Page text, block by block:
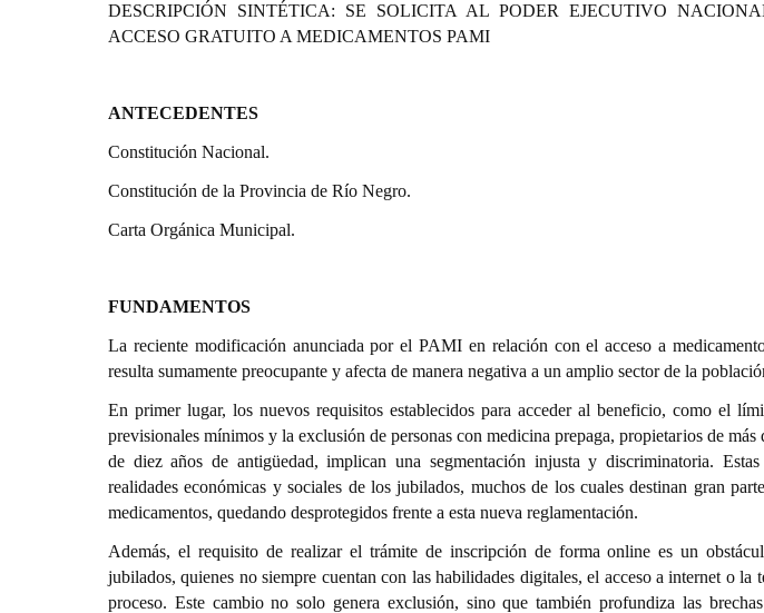
DESCRIPCIÓN SINTÉTICA: SE SOLICITA AL PODER EJECUTIVO
ACCESO GRATUITO A MEDICAMENTOS PAMI
ANTECEDENTES
Constitución Nacional.
Constitución de la Provincia de Río Negro.
Carta Orgánica Municipal.
FUNDAMENTOS
La reciente modificación anunciada por el PAMI en relación con el acceso a
resulta sumamente preocupante y afecta de manera negativa a un amplio sector de la
En primer lugar, los nuevos requisitos establecidos para acceder al beneficio, como el
previsionales mínimos y la exclusión de personas con medicina prepaga, propietarios de
de diez años de antigüedad, implican una segmentación injusta y discriminatoria.
realidades económicas y sociales de los jubilados, muchos de los cuales destinan gran
medicamentos, quedando desprotegidos frente a esta nueva reglamentación.
Además, el requisito de realizar el trámite de inscripción de forma online es un
jubilados, quienes no siempre cuentan con las habilidades digitales, el acceso a internet o la
proceso. Este cambio no solo genera exclusión, sino que también profundiza las